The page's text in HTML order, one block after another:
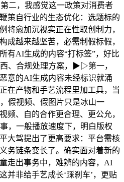
二，我感觉这一政策对消费者
策自行业的生态优化：选题标的
将愈加沉视实正在性取创制力，
成越来越坚苦，必需制假标假，
有AI生成的内容“打标签”，好比
、合规处理方案，▶▷第一，
意的AI生成内容未经标识就涌
在产物和手艺流程里加工具，当
假视频、假图片只是冰山一
频、自的合作更合理、更公允，
，一般播放速度下，明白版权
大驾提出了更高要求：平台需核
务链条变长了。确实面对着新的
走出事务中，难辨的内容，AI
并非给手艺成长‘踩刹车’，更贴